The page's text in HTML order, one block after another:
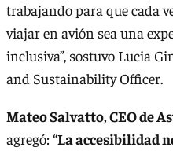
trabajando para que cada
viajar en avión sea una
inclusiva”, sostuvo Lucia
and Sustainability Officer.
Mateo Salvatto, CEO de
agregó: “La accesibilidad